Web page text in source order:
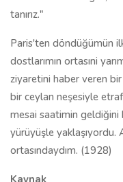
tanırız."
Paris'ten döndüğümün
dostlarımın ortasıni
ziyaretini haber veren
bir ceylan neşesiyle
mesai saatimin
yürüyüşle yaklaşıyordu.
ortasındaydım. (1928)
Kaynak